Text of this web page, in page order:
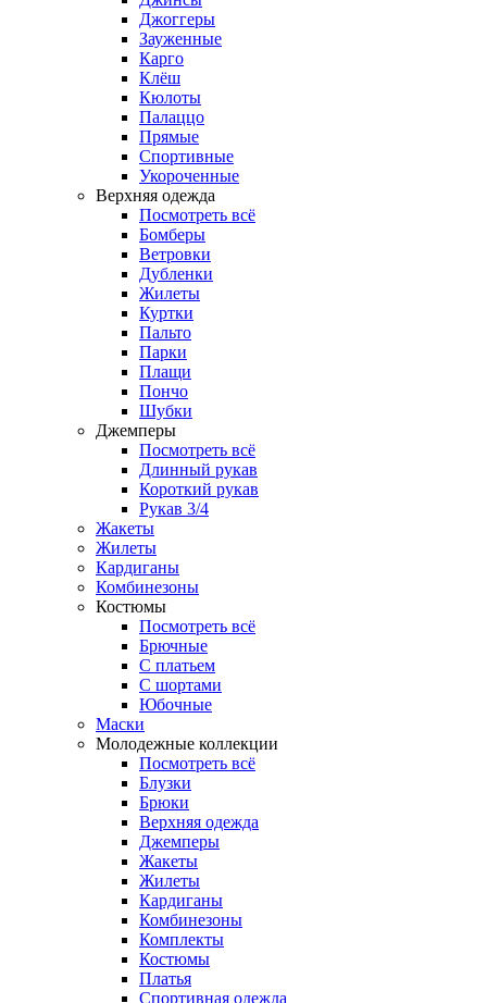
Джоггеры
Зауженные
Карго
Клёш
Кюлоты
Палаццо
Прямые
Спортивные
Укороченные
Верхняя одежда
Посмотреть всё
Бомберы
Ветровки
Дубленки
Жилеты
Куртки
Пальто
Парки
Плащи
Пончо
Шубки
Джемперы
Посмотреть всё
Длинный рукав
Короткий рукав
Рукав 3/4
Жакеты
Жилеты
Кардиганы
Комбинезоны
Костюмы
Посмотреть всё
Брючные
С платьем
С шортами
Юбочные
Маски
Молодежные коллекции
Посмотреть всё
Блузки
Брюки
Верхняя одежда
Джемперы
Жакеты
Жилеты
Кардиганы
Комбинезоны
Комплекты
Костюмы
Платья
Спортивная одежда